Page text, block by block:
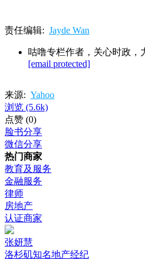
责任编辑: Jayde Wan
咕噜专栏作者，关心时政，
[email protected]
来源: Yahoo
浏览 (5.6k)
点赞 (0)
脸书分享
微信分享
热门商家
教育及服务
金融服务
律师
房地产
认证商家
张妍慧
洛杉矶知名地产经纪